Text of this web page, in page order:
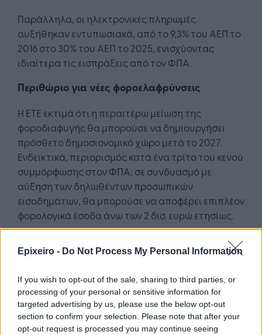
Epixeiro - Do Not Process My Personal Information
If you wish to opt-out of the sale, sharing to third parties, or
processing of your personal or sensitive information for
targeted advertising by us, please use the below opt-out
section to confirm your selection. Please note that after your
opt-out request is processed you may continue seeing
Παράλληλα, οι ηλεκτρονικές πληρωμές
αυξήθηκαν εντυπωσιακά, από το 9,3% του ΑΕΠ το
2016 στο 30% του ΑΕΠ το 2025, ενισχύοντας
ιδιαίτερα τις εισπράξεις από τον ΦΠΑ.
Περιθώριο για νέες φοροελαφρύνσεις
Η ΕΤΕ εκτιμά ότι η περαιτέρω μείωση της
φοροδιαφυγής θα μπορούσε να δημιουργήσει
πρόσθετο δημοσιονομικό χώρο μετά το 2027.
Ενδεικτικά, περιορισμός κατά ένα τρίτο του κενού
συμμόρφωσης στον ΦΠΑ, σε συνδυασμό με
αύξηση των δηλωθέντων προσωπικών
εισοδημάτων, θα μπορούσε να αποφέρει επιπλέον
φορολογικά έσοδα άνω των 2 δισ. ευρώ ετησίως.
Συγκράτηση δαπανών και νέα υπέρβαση των
στόχων
Εξίσου σημαντική ήταν η συγκράτηση των
πρωτογενών δαπανών, οι οποίες μειώθηκαν στο
45,1% του ΑΕΠ την περίοδο 2024-2025, σημαντικά
χαμηλότερα από τον μέσο όρο της ΕΕ.